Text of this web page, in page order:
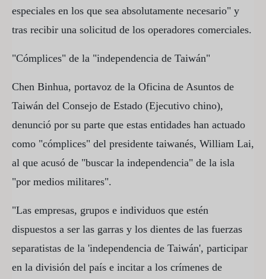
especiales en los que sea absolutamente necesario" y
tras recibir una solicitud de los operadores comerciales.
"Cómplices" de la "independencia de Taiwán"
Chen Binhua, portavoz de la Oficina de Asuntos de
Taiwán del Consejo de Estado (Ejecutivo chino),
denunció por su parte que estas entidades han actuado
como "cómplices" del presidente taiwanés, William Lai,
al que acusó de "buscar la independencia" de la isla
"por medios militares".
"Las empresas, grupos e individuos que estén
dispuestos a ser las garras y los dientes de las fuerzas
separatistas de la 'independencia de Taiwán', participar
en la división del país e incitar a los crímenes de